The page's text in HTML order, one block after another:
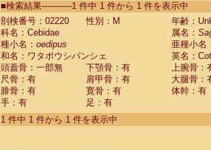
CebidaeSaguinus labiatus(0)
Cebidae Saguinus leucopus (0)
Cebidae
Cebidae
CebidaeSaguinus nigricollis (0)
Cebidae Saguinus oedipus
Cebidae Saguinus weddelli
Cebidae Saguinusspp.
Cebidae Aotus trivirgatus
Cebidae Cebus albifrons
■検索結果-----------1 件中 1 件から 1 件を表示中
剖検番号：02220
性別：M
年齢：
科名：Cebidae
属名：
種小名： oedipus
亜種小名
和名：ワタボウシパンシェ
英名：
頭蓋骨：一部無
下顎骨：有
上腕骨：
尺骨：有
肩甲骨：有
大腿骨：
腓骨：有
寛骨：有
体幹：有
手：有
足：有
1 件中 1 件から 1 件を表示中